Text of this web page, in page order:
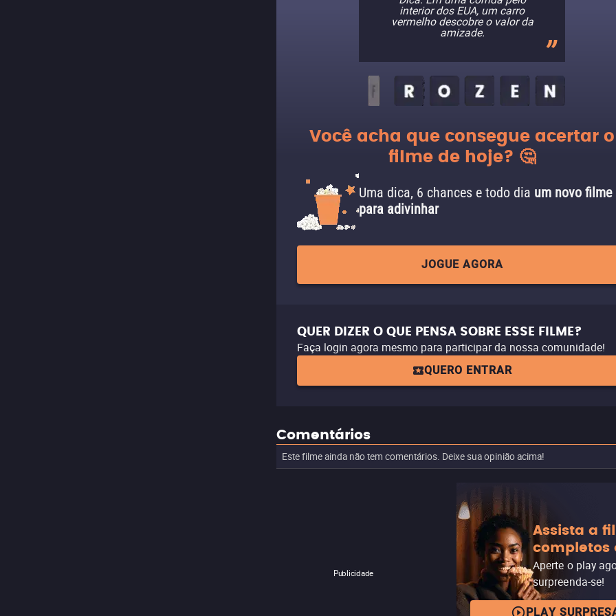
interior dos EUA, um carro
vermelho descobre o valor da
amizade.
Você acha que consegue acertar o
filme de hoje? 🤔
Uma dica, 6 chances e todo dia um novo filme
para adivinhar
JOGUE AGORA
QUER DIZER O QUE PENSA SOBRE ESSE FILME?
Faça login agora mesmo para participar da nossa comunidade!
QUERO ENTRAR
Comentários
Este filme ainda não tem comentários. Deixe sua opinião acima!
Publicidade
Assista a
completos
Aperte o play
surpreenda-se!
PLAY